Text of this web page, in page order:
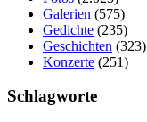
Galerien (575)
Gedichte (235)
Geschichten (323)
Konzerte (251)
Schlagworte